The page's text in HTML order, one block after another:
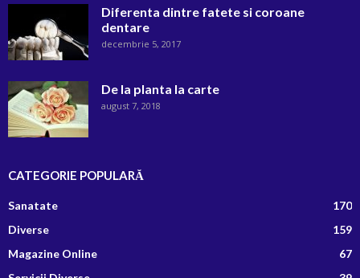
Diferenta dintre fatete si coroane
dentare
decembrie 5, 2017
De la planta la carte
august 7, 2018
CATEGORIE POPULARĂ
Sanatate
170
Diverse
159
Magazine Online
67